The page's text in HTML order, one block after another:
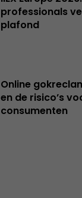
professionals
plafond
Online
en de risico’s
consumenten